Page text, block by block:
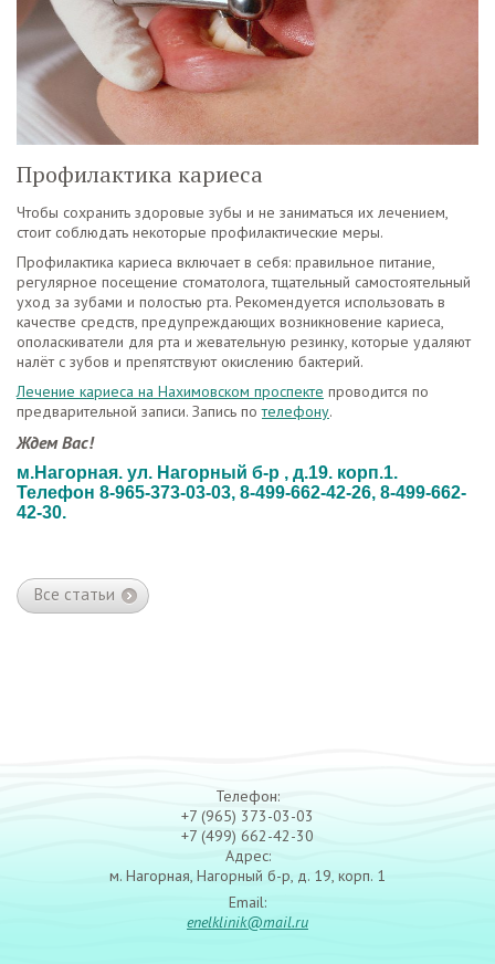
Профилактика кариеса
Чтобы сохранить здоровые зубы и не заниматься их лечением,
стоит соблюдать некоторые профилактические меры.
Профилактика кариеса включает в себя: правильное питание,
регулярное посещение стоматолога, тщательный самостоятельный
уход за зубами и полостью рта. Рекомендуется использовать в
качестве средств, предупреждающих возникновение кариеса,
ополаскиватели для рта и жевательную резинку, которые удаляют
налёт с зубов и препятствуют окислению бактерий.
Лечение кариеса на Нахимовском проспекте проводится по
предварительной записи. Запись потелефону.
Ждем Вас!
м.Нагорная. ул. Нагорный б-р , д.19. корп.1.
Телефон 8-965-373-03-03, 8-499-662-42-26, 8-499-662-
42-30.
Все статьи
Телефон:
+7 (965) 373-03-03
+7 (499) 662-42-30
Адрес:
м. Нагорная, Нагорный б-р, д. 19, корп. 1
Email:
enelklinik@mail.ru